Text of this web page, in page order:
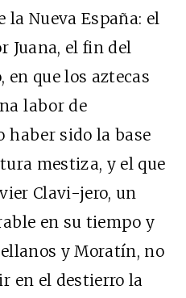
Nueva España: el
Juana, el fin del
en que los aztecas
labor de
haber sido la base
mestiza, y el que
Clavi-jero, un
en su tiempo y
y Moratín, no
en el destierro la